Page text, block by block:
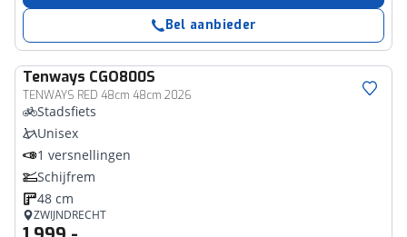
Bel aanbieder
Tenways CGO800S
TENWAYS RED 48cm 48cm 2026
Stadsfiets
Unisex
1 versnellingen
Schijfrem
48 cm
ZWIJNDRECHT